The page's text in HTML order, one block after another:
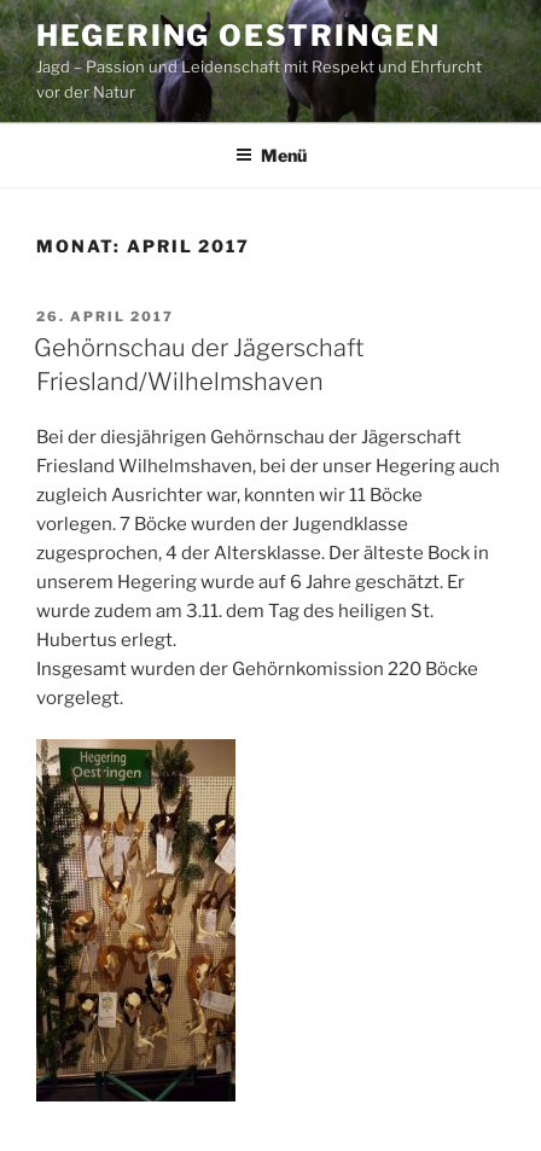
Zum
Inhalt
springen
HEGERING OESTRINGEN
Jagd – Passion und Leidenschaft mit Respekt und Ehrfurcht
vor der Natur
Menü
MONAT: APRIL 2017
VERÖFFENTLICHT
AM
26. APRIL 2017
Gehörnschau der Jägerschaft
Friesland/Wilhelmshaven
Bei der diesjährigen Gehörnschau der Jägerschaft
Friesland Wilhelmshaven, bei der unser Hegering auch
zugleich Ausrichter war, konnten wir 11 Böcke
vorlegen. 7 Böcke wurden der Jugendklasse
zugesprochen, 4 der Altersklasse. Der älteste Bock in
unserem Hegering wurde auf 6 Jahre geschätzt. Er
wurde zudem am 3.11. dem Tag des heiligen St.
Hubertus erlegt.
Insgesamt wurden der Gehörnkomission 220 Böcke
vorgelegt.